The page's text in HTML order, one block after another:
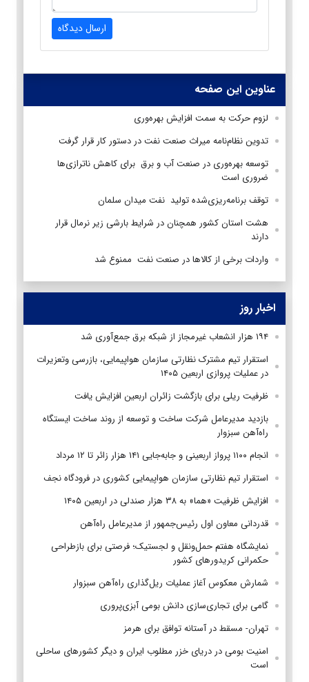
ارسال دیدگاه
عناوین این صفحه
لزوم حرکت به سمت افزایش بهره‌وری
تدوین نظام‌نامه میراث صنعت نفت در دستور کار قرار گرفت
توسعه بهره‌وری در صنعت آب و برق برای کاهش ناترازی‌ها
ضروری است
توقف برنامه‌ریزی‌شده تولید نفت میدان سلمان
هشت استان کشور همچنان در شرایط بارشی زیر نرمال قرار
دارند
واردات برخی از کالاها در صنعت نفت ممنوع شد
اخبار روز
۱۹۴ هزار انشعاب غیرمجاز از شبکه برق جمع‌آوری شد
استقرار تیم مشترک نظارتی سازمان هواپیمایی، بازرسی وتعزیرات
در عملیات پروازی اربعین ۱۴۰۵
ظرفیت ریلی برای بازگشت زائران اربعین افزایش یافت
بازدید مدیرعامل شرکت ساخت و توسعه از روند ساخت ایستگاه
راه‌آهن سبزوار
انجام ۱۱۰۰ پرواز اربعینی و جابه‌جایی ۱۴۱ هزار زائر تا ۱۲ مرداد
استقرار تیم‌ نظارتی سازمان هواپیمایی کشوری در فرودگاه نجف
افزایش ظرفیت «هما» به ۳۸ هزار صندلی در اربعین ۱۴۰۵
قدردانی معاون اول رئیس‌جمهور از مدیرعامل راه‌آهن
نمایشگاه هفتم حمل‌ونقل و لجستیک؛ فرصتی برای بازطراحی
حکمرانی کریدورهای کشور
شمارش معکوس آغاز عملیات ریل‌گذاری راه‌آهن سبزوار
گامی برای تجاری‌سازی دانش بومی آبزی‌پروری
تهران- مسقط در آستانه توافق برای هرمز
امنیت بومی در دریای خزر مطلوب ایران و دیگر کشورهای ساحلی
است